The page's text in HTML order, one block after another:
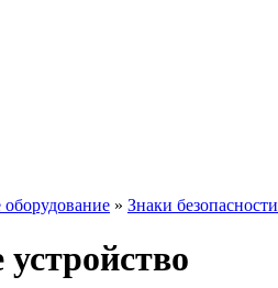
» Знаки безопасности